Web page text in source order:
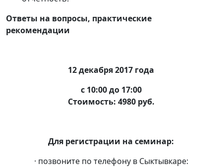
Ответы на вопросы, практические
рекомендации
12 декабря 2017 года
с 10:00 до 17:00
Стоимость: 4980 руб.
Для регистрации на семинар:
· позвоните по телефону в Сыктывкаре: